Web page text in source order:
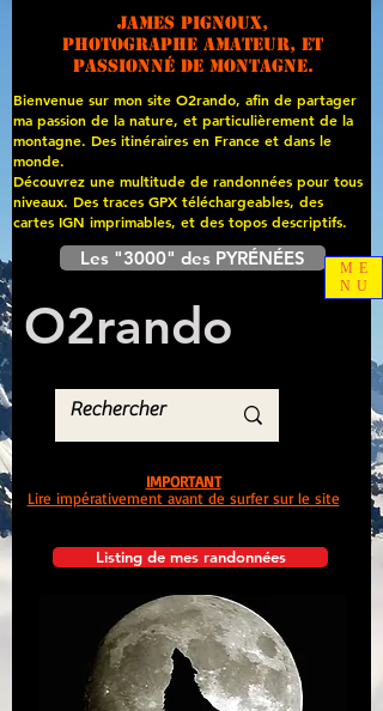
James PIGNOUX,
photographe amateur, et
passionné de montagne.
Bienvenue sur mon site O2rando, afin de partager
ma passion de la nature, et particulièrement de la
montagne. Des itinéraires en France et dans le
monde.
Découvrez une multitude de randonnées pour tous
niveaux. Des traces GPX téléchargeables, des
cartes IGN imprimables, et des topos descriptifs.
Les "3000" des PYRÉNÉES
O2rando
Listing de mes randonnées
IMPORTANT
Lire impérativement avant de surfer sur le site
ME
NU